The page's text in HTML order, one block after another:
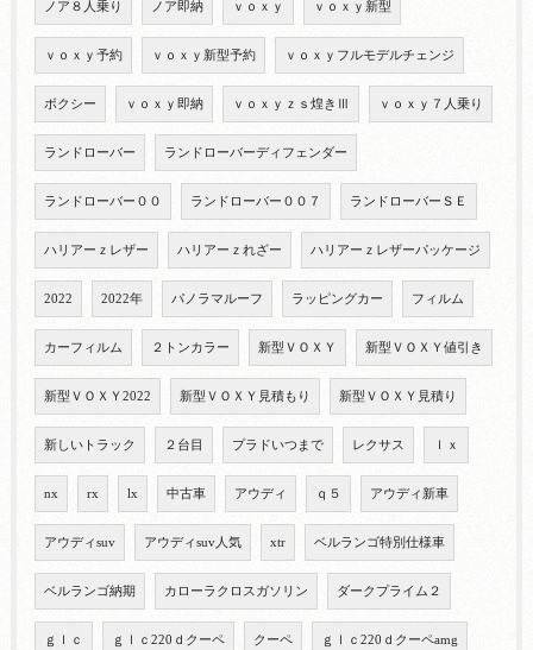
ノア８人乗り ノア即納 ｖｏｘｙ ｖｏｘｙ新型
ｖｏｘｙ予約 ｖｏｘｙ新型予約 ｖｏｘｙフルモデルチェンジ
ボクシー ｖｏｘｙ即納 ｖｏｘｙｚｓ煌きⅢ ｖｏｘｙ７人乗り
ランドローバー ランドローバーディフェンダー
ランドローバー００ ランドローバー００７ ランドローバーＳＥ
ハリアーｚレザー ハリアーｚれざー ハリアーｚレザーパッケージ
2022 2022年 パノラマルーフ ラッピングカー フィルム
カーフィルム ２トンカラー 新型ＶＯＸＹ 新型ＶＯＸＹ値引き
新型ＶＯＸＹ2022 新型ＶＯＸＹ見積もり 新型ＶＯＸＹ見積り
新しいトラック ２台目 プラドいつまで レクサス ｌｘ
nx rx lx 中古車 アウディ ｑ５ アウディ新車
アウディsuv アウディsuv人気 xtr ベルランゴ特別仕様車
ベルランゴ納期 カローラクロスガソリン ダークプライム２
ｇｌｃ ｇｌｃ220ｄクーペ クーペ ｇｌｃ220ｄクーペamg